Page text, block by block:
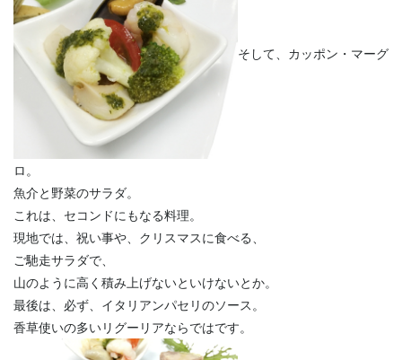
そして、カッポン・マーグ
ロ。
魚介と野菜のサラダ。
これは、セコンドにもなる料理。
現地では、祝い事や、クリスマスに食べる、
ご馳走サラダで、
山のように高く積み上げないといけないとか。
最後は、必ず、イタリアンパセリのソース。
香草使いの多いリグーリアならではです。